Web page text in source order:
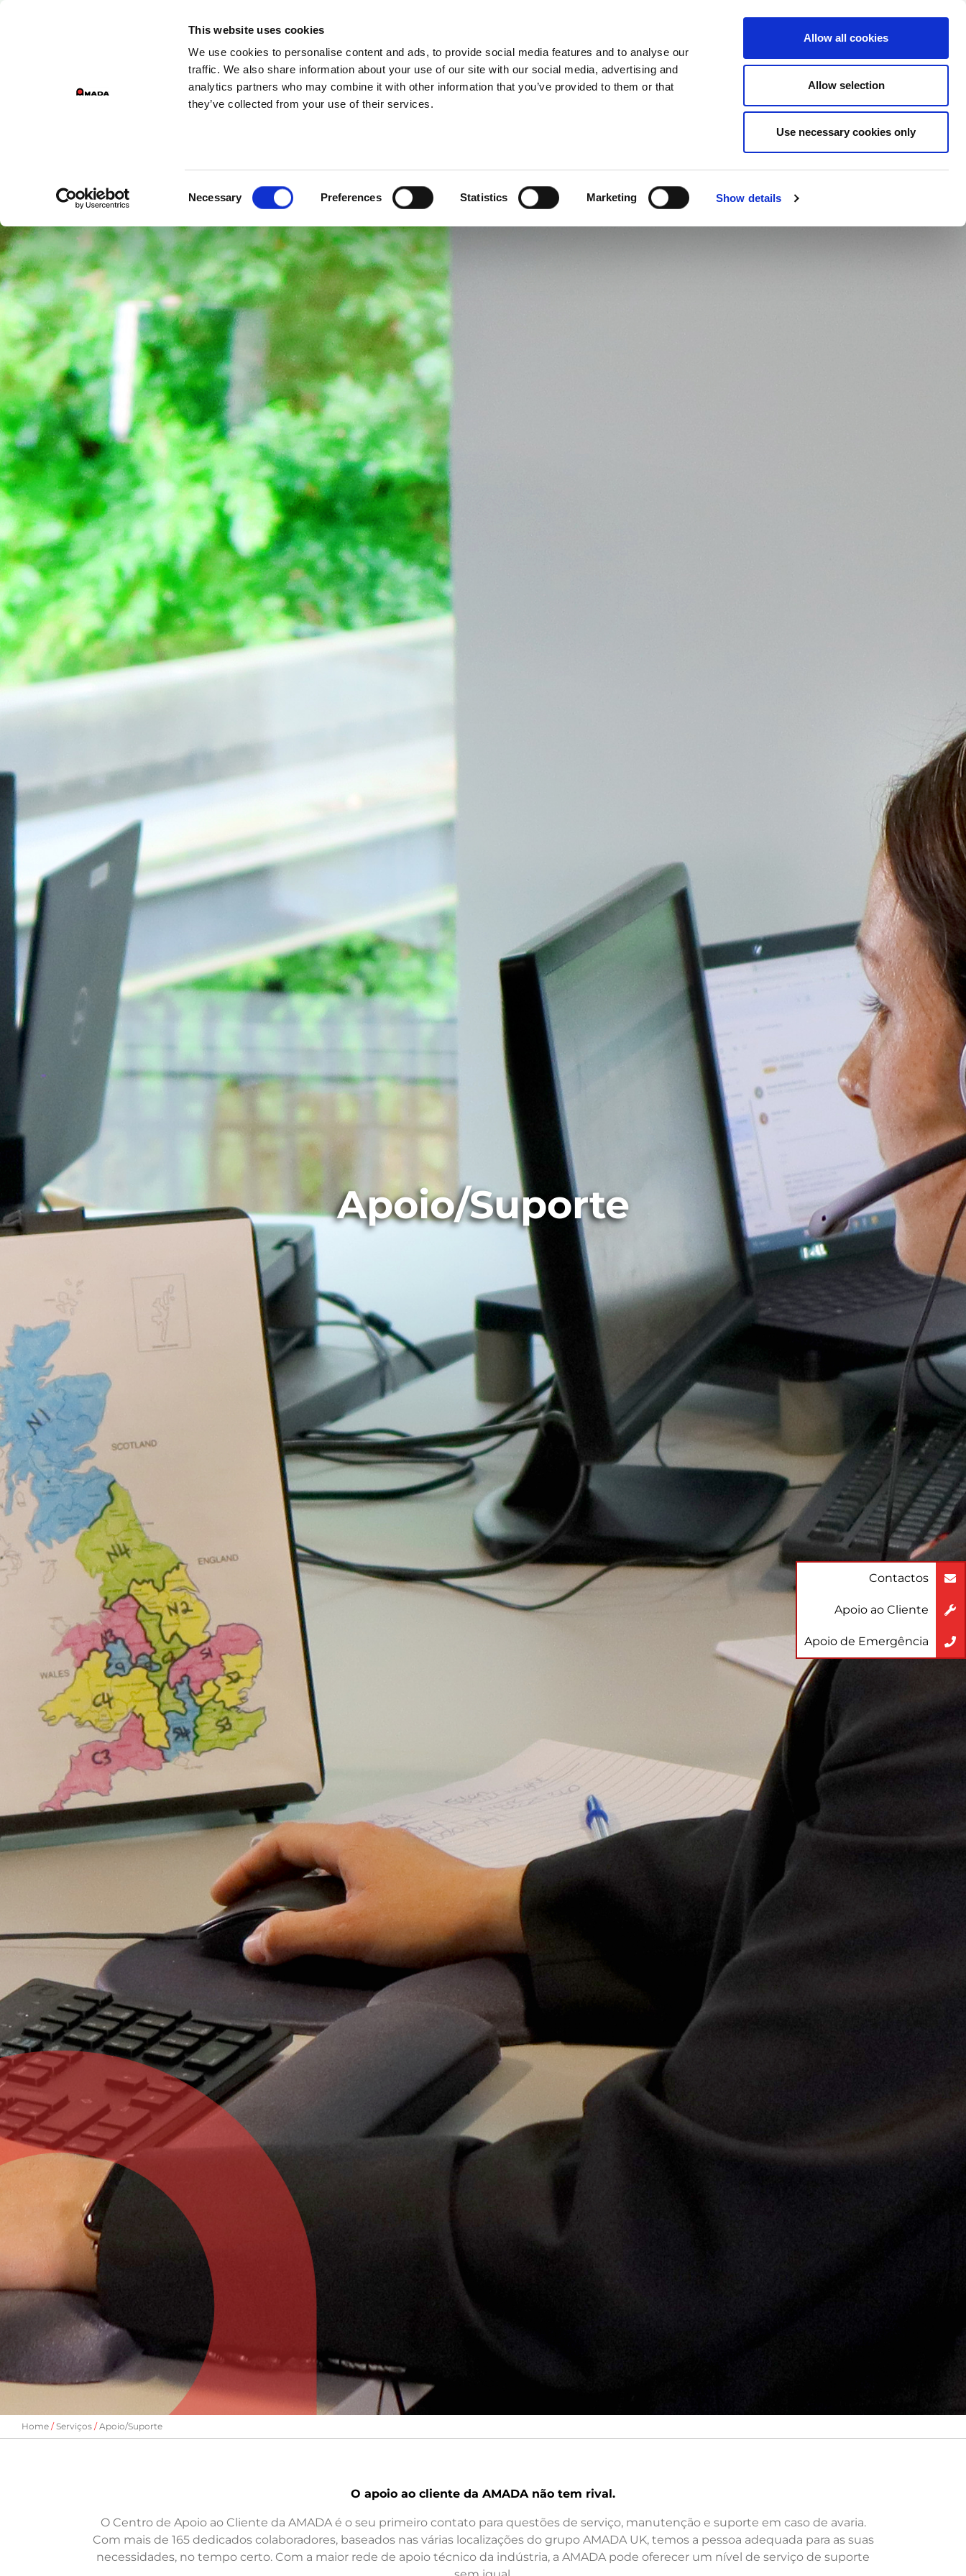
This website uses cookies
We use cookies to personalise content and ads, to provide social media features and to analyse our
traffic. We also share information about your use of our site with our social media, advertising and
analytics partners who may combine it with other information that you’ve provided to them or that
they’ve collected from your use of their services.
Necessary Preferences Statistics Marketing Show details
Allow all cookies
Allow selection
Use necessary cookies only
DIVISÕES DO GRUPO
Main Navigation
PRODUTOS SERVIÇOS EMPRESA CASE STUDIES MAIS NOVIDADES
Apoio/Suporte
Home Serviços Apoio/Suporte
O apoio ao cliente da AMADA não tem rival.
O Centro de Apoio ao Cliente da AMADA é o seu primeiro contato para questões de serviço, manutenção e suporte em caso de avaria.
Com mais de 165 dedicados colaboradores, baseados nas várias localizações do grupo AMADA UK, temos a pessoa adequada para as suas
necessidades, no tempo certo. Com a maior rede de apoio técnico da indústria, a AMADA pode oferecer um nível de serviço de suporte
Contactos
Apoio ao Cliente
Apoio de Emergência